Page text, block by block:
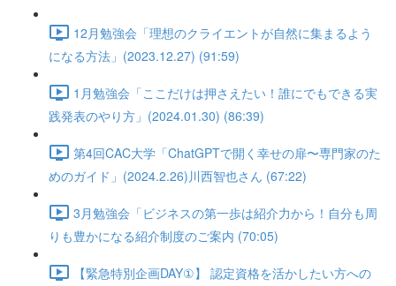
12月勉強会「理想のクライエントが自然に集まるよう
になる方法」(2023.12.27) (91:59)
1月勉強会「ここだけは押さえたい！誰にでもできる実
践発表のやり方」(2024.01.30) (86:39)
第4回CAC大学「ChatGPTで開く幸せの扉〜専門家のた
めのガイド」(2024.2.26)川西智也さん (67:22)
3月勉強会「ビジネスの第一歩は紹介力から！自分も周
りも豊かになる紹介制度のご案内 (70:05)
【緊急特別企画DAY①】 認定資格を活かしたい方への